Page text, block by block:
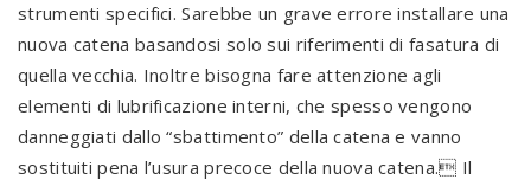
strumenti specifici. Sarebbe un grave errore installare una
nuova catena basandosi solo sui riferimenti di fasatura di
quella vecchia. Inoltre bisogna fare attenzione agli
elementi di lubrificazione interni, che spesso vengono
danneggiati dallo “sbattimento” della catena e vanno
sostituiti pena l’usura precoce della nuova catena. Il